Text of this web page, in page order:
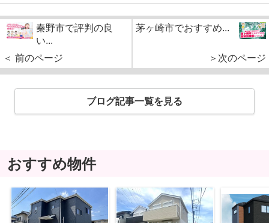
秦野市で評判の良
い...
＜ 前のページ
茅ヶ崎市でおすすめ...
＞次のページ
ブログ記事一覧を見る
おすすめ物件